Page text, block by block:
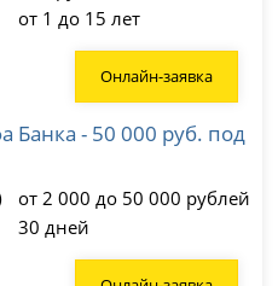
от 1 до 15 лет
Онлайн-заявка
Банка - 50 000 руб. под
от 2 000 до 50 000 рублей
30 дней